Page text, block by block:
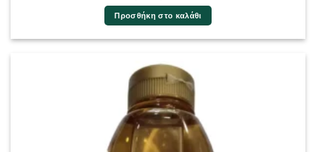
Προσθήκη στο καλάθι